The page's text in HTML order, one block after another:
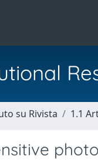
su Rivista 1.1